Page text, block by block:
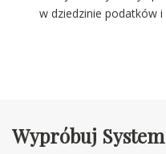
w dziedzinie podatków i
Wypróbuj